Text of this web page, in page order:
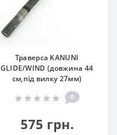
Траверса KANUNI
GLIDE/WIND (довжина 44
см,під вилку 27мм)
0
575 грн.